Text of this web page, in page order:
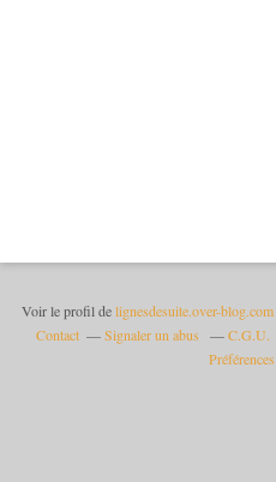
Voir le profil delignesdesuite.over-blog.com
Contact
Signaler un abus C.G.U.